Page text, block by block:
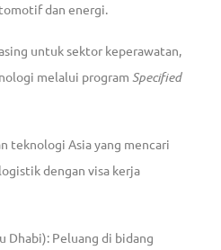
dan energi.
untuk sektor keperawatan,
melalui program Specified
teknologi Asia yang mencari
dengan visa kerja
Dhabi): Peluang di bidang